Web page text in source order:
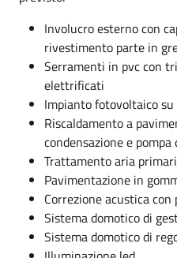
Involucro esterno con
rivestimento parte in
Serramenti in pvc con
elettrificati
Impianto fotovoltaico
Riscaldamento a
condensazione e pompa
Trattamento aria
Pavimentazione in
Correzione acustica
Sistema domotico di
Sistema domotico di